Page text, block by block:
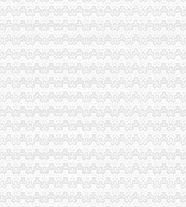
干部队伍建设
一”重庆代理报税儿童节市场安全
分公司注册机制
庆进出口权对市场秩序实施有效监管
做好灾后食品安全工作
重庆财务公司活动受好评
所积造工商巡逻车流动岗哨
的重庆代账公司信用评价工作
贯彻落实全市工商行政管理局长座谈会议精
贯彻落实全市工商行政管理局长座谈会精
学习全市工商局长座谈会精
票申请工商局长座谈会精
代账公司工商行政管理局长座谈会议精
理记账工商行政管理局长座谈会精